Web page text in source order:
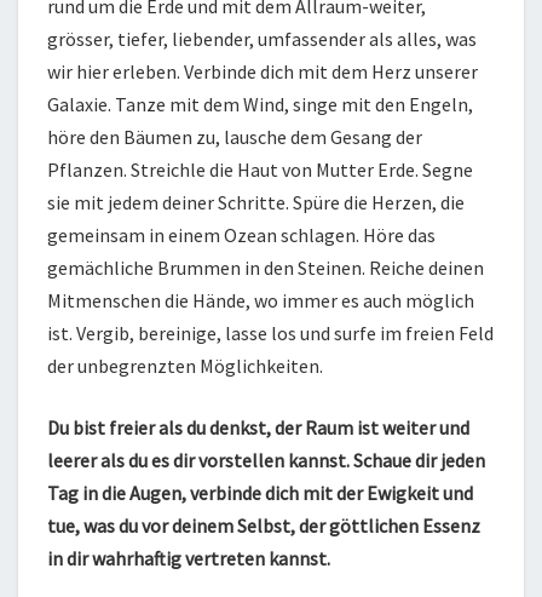
rund um die Erde und mit dem Allraum-weiter,
grösser, tiefer, liebender, umfassender als alles, was
wir hier erleben. Verbinde dich mit dem Herz unserer
Galaxie. Tanze mit dem Wind, singe mit den Engeln,
höre den Bäumen zu, lausche dem Gesang der
Pflanzen. Streichle die Haut von Mutter Erde. Segne
sie mit jedem deiner Schritte. Spüre die Herzen, die
gemeinsam in einem Ozean schlagen. Höre das
gemächliche Brummen in den Steinen. Reiche deinen
Mitmenschen die Hände, wo immer es auch möglich
ist. Vergib, bereinige, lasse los und surfe im freien Feld
der unbegrenzten Möglichkeiten.
Du bist freier als du denkst, der Raum ist weiter und
leerer als du es dir vorstellen kannst. Schaue dir jeden
Tag in die Augen, verbinde dich mit der Ewigkeit und
tue, was du vor deinem Selbst, der göttlichen Essenz
in dir wahrhaftig vertreten kannst.